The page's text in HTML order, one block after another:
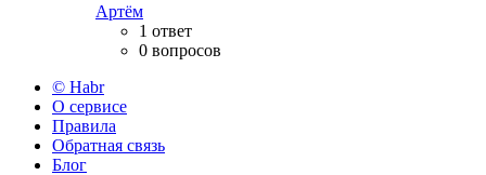
Артём
1 ответ
0 вопросов
© Habr
О сервисе
Правила
Обратная связь
Блог